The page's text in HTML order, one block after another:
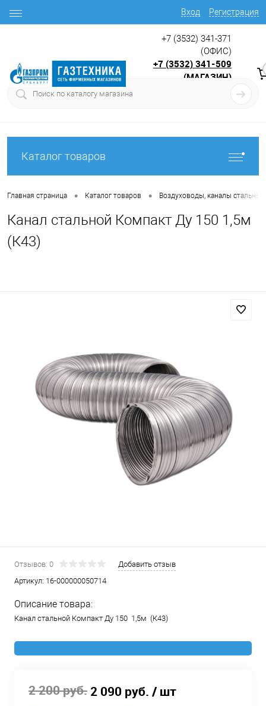
Вход Регистрация
+7 (3532) 341-371
(ОФИС)
+7 (3532) 341-509
(МАГАЗИН)
Каталог товаров
Главная страница • Каталог товаров • Воздуховоды, каналы
Канал стальной Компакт Ду 150 1,5м
(К43)
Отзывов: 0
Добавить отзыв
Артикул: 16-000000050714
Описание товара:
Канал стальной Компакт Ду 150 1,5м (К43)
2 200 руб. 2 090 руб. / шт